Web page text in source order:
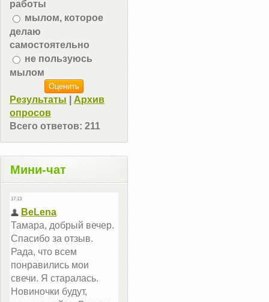
работы
мылом, которое
делаю
самостоятельно
не пользуюсь
мылом
Результаты
Архив
опросов
Всего ответов: 211
Мини-чат